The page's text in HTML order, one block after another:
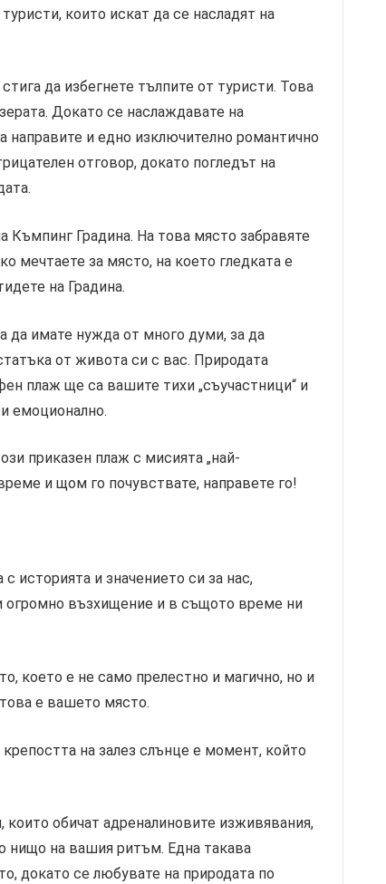
които искат да се насладят на
да избегнете тълпите от туристи. Това
Докато се наслаждавате на
направите и едно изключително романтично
отговор, докато погледът на
Къмпинг Градина. На това място забравяте
мечтаете за място, на което гледката е
на Градина.
да имате нужда от много думи, за да
от живота си с вас. Природата
плаж ще са вашите тихи „съучастници“ и
емоционално.
приказен плаж с мисията „най-
и щом го почувствате, направете го!
историята и значението си за нас,
огромно възхищение и в същото време ни
което е не само прелестно и магично, но и
е вашето място.
на залез слънце е момент, който
обичат адреналиновите изживявания,
нищо на вашия ритъм. Една такава
докато се любувате на природата по